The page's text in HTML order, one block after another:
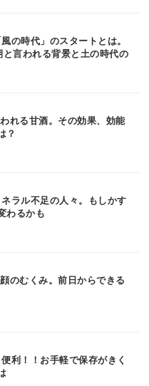
の時代」のスタートとは。
言われる背景と土の時代の
れる甘酒。その効果、効能
？
ラル不足の人々。もしかす
わるかも
のむくみ。前日からできる
利！！お手軽で保存がきく